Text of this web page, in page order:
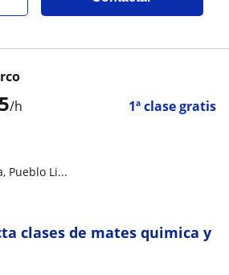
5/h 1ª clase gratis
Pueblo Li...
clases de mates quimica y